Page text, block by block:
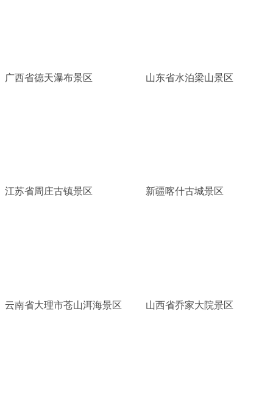
广西省德天瀑布景区 山东省水泊梁山景区
江苏省周庄古镇景区 新疆喀什古城景区
云南省大理市苍山洱海景区 山西省乔家大院景区